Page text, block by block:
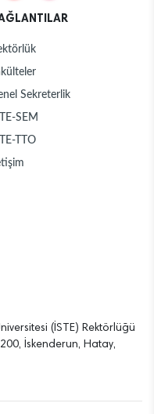
Sekreterlik
SEM
TTO
(İSTE) Rektörlüğü
İskenderun, Hatay,